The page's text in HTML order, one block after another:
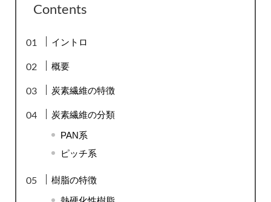
Contents
イントロ
概要
炭素繊維の特徴
炭素繊維の分類
PAN系
ピッチ系
樹脂の特徴